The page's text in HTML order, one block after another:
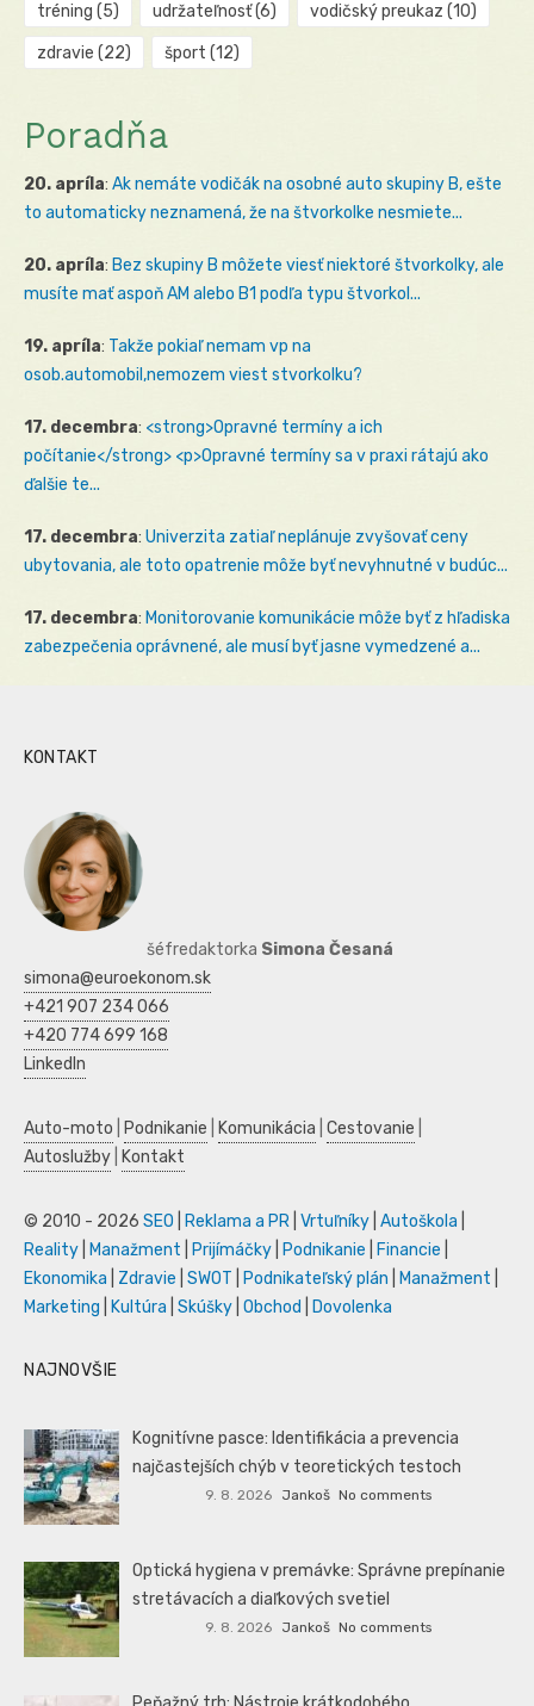
tréning (5) udržateľnosť(6) vodičský preukaz (10)
zdravie (22) šport (12)
Poradňa
20. apríla: Ak nemáte vodičák na osobné auto skupiny B, ešte
to automaticky neznamená, že na štvorkolke nesmiete...
20. apríla: Bez skupiny B môžete viesť niektoré štvorkolky, ale
musíte mať aspoň AM alebo B1 podľa typu štvorkol...
19. apríla: Takže pokiaľ nemam vp na
osob.automobil,nemozem viest stvorkolku?
17. decembra: <strong>Opravné termíny a ich
počítanie</strong> <p>Opravné termíny sa v praxi rátajú ako
ďalšie te...
17. decembra: Univerzita zatiaľ neplánuje zvyšovať ceny
ubytovania, ale toto opatrenie môže byť nevyhnutné v budúc...
17. decembra: Monitorovanie komunikácie môže byť z hľadiska
zabezpečenia oprávnené, ale musí byť jasne vymedzené a...
KONTAKT
šéfredaktorka Simona Česaná
simona@euroekonom.sk
+421 907 234 066
+420 774 699 168
LinkedIn
Auto-moto Podnikanie Komunikácia Cestovanie
Autoslužby
Kontakt
© 2010 - 2026 SEO Reklama a PR Vrtuľníky Autoškola
Reality
Manažment Prijímáčky Podnikanie Financie
Ekonomika
Zdravie SWOT Podnikateľský plán Manažment
Marketing
Kultúra Skúšky Obchod Dovolenka
NAJNOVŠIE
Kognitívne pasce: Identifikácia a prevencia
najčastejších chýb v teoretických testoch
9. 8. 2026 Jankoš No comments
Optická hygiena v premávke: Správne prepínanie
stretávacích a diaľkových svetiel
9. 8. 2026 Jankoš No comments